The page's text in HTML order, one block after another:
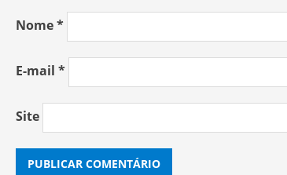
Nome*
E-mail *
Site